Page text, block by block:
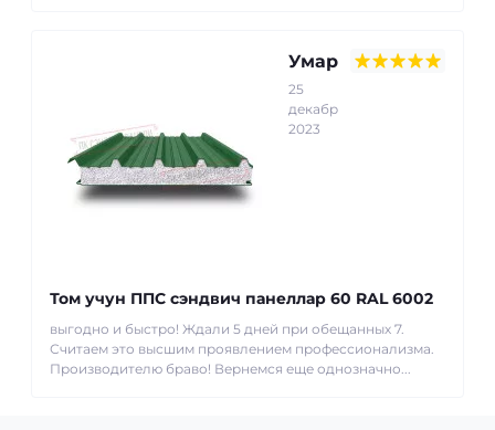
Умар
25
декабр
2023
Том учун ППС сэндвич панеллар 60 RAL 6002
выгодно и быстро! Ждали 5 дней при обещанных 7.
Считаем это высшим проявлением профессионализма.
Производителю браво! Вернемся еще однозначно...